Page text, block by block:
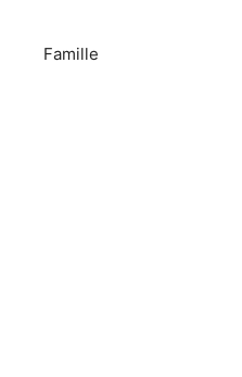
Famille